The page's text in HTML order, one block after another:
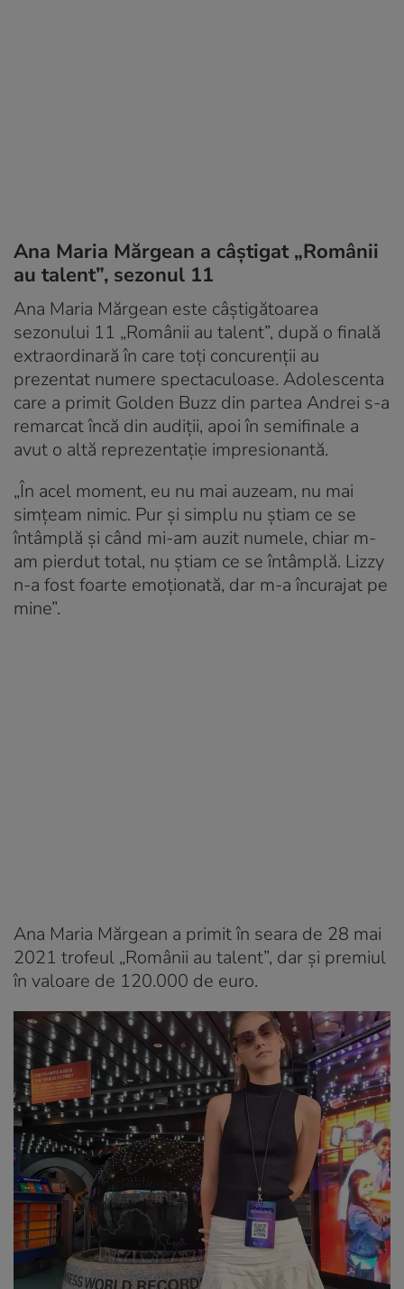
Ana Maria Mărgean a câștigat „Românii
au talent”, sezonul 11
Ana Maria Mărgean este câștigătoarea
sezonului 11 „Românii au talent”, după o finală
extraordinară în care toți concurenții au
prezentat numere spectaculoase. Adolescenta
care a primit Golden Buzz din partea Andrei s-a
remarcat încă din audiții, apoi în semifinale a
avut o altă reprezentație impresionantă.
„În acel moment, eu nu mai auzeam, nu mai
simțeam nimic. Pur și simplu nu știam ce se
întâmplă și când mi-am auzit numele, chiar m-
am pierdut total, nu știam ce se întâmplă. Lizzy
n-a fost foarte emoționată, dar m-a încurajat pe
mine”.
Ana Maria Mărgean a primit în seara de 28 mai
2021 trofeul „Românii au talent”, dar și premiul
în valoare de 120.000 de euro.